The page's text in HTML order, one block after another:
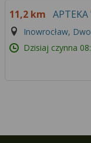
11,2 km
Inowrocław,
Dzisiaj czynna